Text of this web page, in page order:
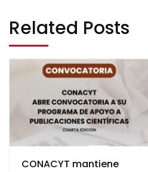
Related Posts
CONACYT mantiene